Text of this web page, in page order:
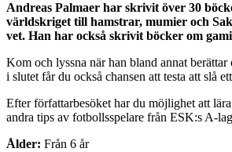
Andreas Palmaer har skrivit över 30
världskriget till hamstrar, mumier och
vet. Han har också skrivit böcker om
Kom och lyssna när han bland annat berättar
i slutet får du också chansen att testa att slå
Efter författarbesöket har du möjlighet att
andra tips av fotbollsspelare från ESK:s A-
Ålder: Från 6 år